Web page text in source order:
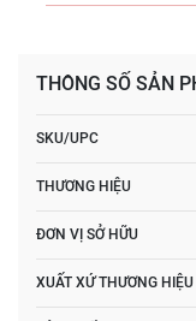
THÔNG SỐ SẢN
SKU/UPC
THƯƠNG HIỆU
ĐƠN VỊ SỞ HỮU
XUẤT XỨ THƯƠNG HIỆU